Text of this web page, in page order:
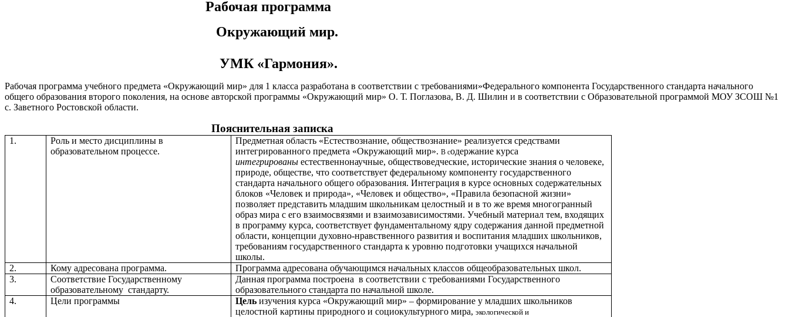
Рабочая программа
Окружающий мир.
УМК «Гармония».
Рабочая программа учебного предмета «Окружающий мир» для 1 класса разработана в соответствии с требованиями»Федерального компонента Государственного стандарта начального
общего образования второго поколения, на основе авторской программы «Окружающий мир» О. Т. Поглазова, В. Д. Шилин и в соответствии с Образовательной программой МОУ ЗСОШ №1
с. Заветного Ростовской области.
Пояснительная записка
1.
Роль и место дисциплины в
образовательном процессе.
Предметная область «Естествознание, обществознание» реализуется средствами
интегрированного предмета «Окружающий мир».В содержание курса
интегрированы естественнонаучные, обществоведческие, исторические знания о человеке,
природе, обществе, что соответствует федеральному компоненту государственного
стандарта начального общего образования. Интеграция в курсе основных содержательных
блоков «Человек и природа», «Человек и общество», «Правила безопасной жизни»
позволяет представить младшим школьникам целостный и в то же время многогранный
образ мира с его взаимосвязями и взаимозависимостями. Учебный материал тем, входящих
в программу курса, соответствует фундаментальному ядру содержания данной предметной
области, концепции духовно-нравственного развития и воспитания младших школьников,
требованиям государственного стандарта к уровню подготовки учащихся начальной
школы.
2.
Кому адресована программа.
Программа адресована обучающимся начальных классов общеобразовательных школ.
3.
Соответствие Государственному
образовательному стандарту.
Данная программа построена в соответствии с требованиями Государственного
образовательного стандарта по начальной школе.
4.
Цели программы Цельизучения курса «Окружающий мир» – формирование у младших школьников
целостной картины природного и социокультурного мира,экологической и